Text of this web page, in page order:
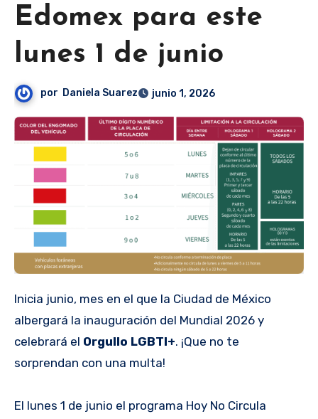
Edomex para este
lunes 1 de junio
por Daniela Suarez junio 1, 2026
Inicia junio, mes en el que la Ciudad de México
albergará la inauguración del Mundial 2026 y
celebrará el Orgullo LGBTI+. ¡Que no te
sorprendan con una multa!
El lunes 1 de junio el programa Hoy No Circula